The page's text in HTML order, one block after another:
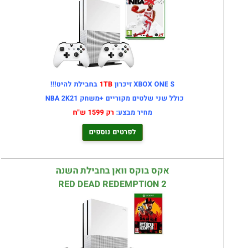
XBOX ONE S ז יכרון1TB בחבילת להיט!!!
כולל שני שלטים מקוריים +משחק NBA 2K21
מחיר מבצע: רק 1599 ש"ח
לפרטים נוספים
אקס בוקס וואן בחבילת השנה
RED DEAD REDEMPTION 2